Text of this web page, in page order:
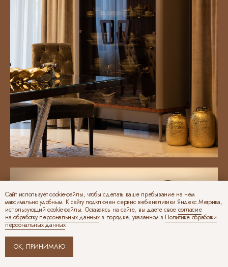
Сайт использует cookie-файлы, чтобы сделать ваше пребывание на нем
максимально удобным. К cайту подключен сервис веб-аналитики Яндекс.Метрика,
использующий cookie-файлы. Оставаясь на сайте, вы даете свое согласие
на обработку персональных данныхв порядке, указанном в Политике обработки
персональных данных
ОК, ПРИНИМАЮ